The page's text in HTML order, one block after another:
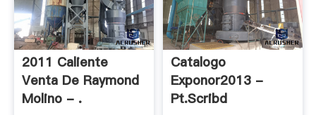
2011 Caliente
Venta De Raymond
Molino - .
Catalogo
Exponor2013 -
Pt.scribd